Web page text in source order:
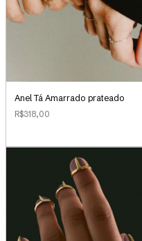
Anel Tá Amarrado prateado
R$318,00